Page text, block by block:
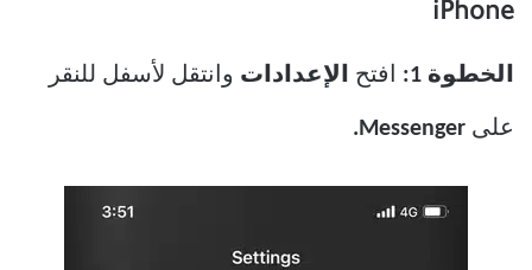
iPhone
الخطوة 1: افتح الإعدادات وانتقل لأسفل للنقر
على Messenger.